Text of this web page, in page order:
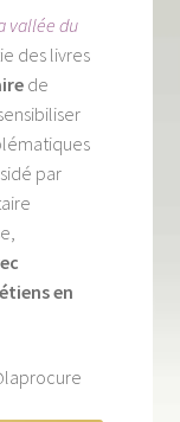
vallée du
des livres
de
par
en